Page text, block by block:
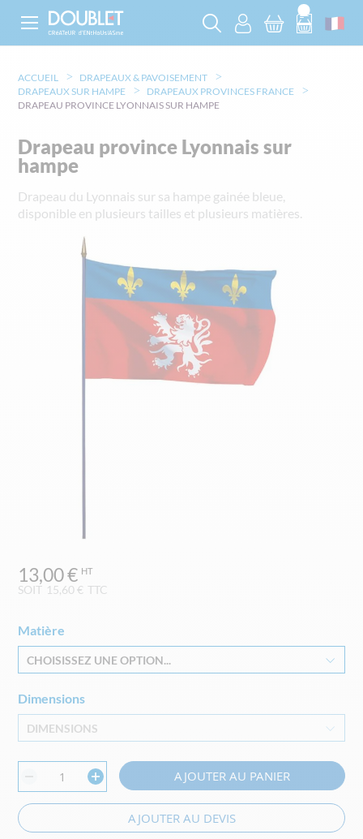
ACCUEIL
DRAPEAUX & PAVOISEMENT
DRAPEAUX SUR HAMPE
DRAPEAUX PROVINCES FRANCE
DRAPEAU PROVINCE LYONNAIS SUR HAMPE
SOIT 15,60 € TTC
13,00 €
Matière
CHOISISSEZ UNE OPTION...
Dimensions
DIMENSIONS
AJOUTER AU PANIER
AJOUTER AU DEVIS
Drapeau province Lyonnais sur
hampe
Drapeau du Lyonnais sur sa hampe gainée bleue,
disponible en plusieurs tailles et plusieurs matières.
to
the
the
gallery